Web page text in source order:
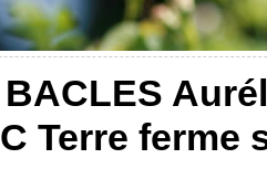
Terre ferme